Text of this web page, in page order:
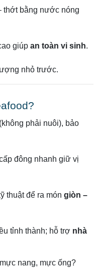
thớt bằng nước nóng
giúp an toàn vi sinh.
nhỏ trước.
phải nuôi), bảo
đông nhanh giữ vị
thuật để ra món giòn –
tỉnh thành; hỗ trợ nhà
nang, mực ống?